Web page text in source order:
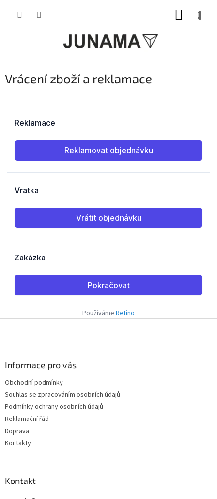
Vrácení zboží a reklamace
Používáme Retino
Informace pro vás
Obchodní podmínky
Souhlas se zpracováním osobních údajů
Podmínky ochrany osobních údajů
Reklamační řád
Doprava
Kontakty
Kontakt